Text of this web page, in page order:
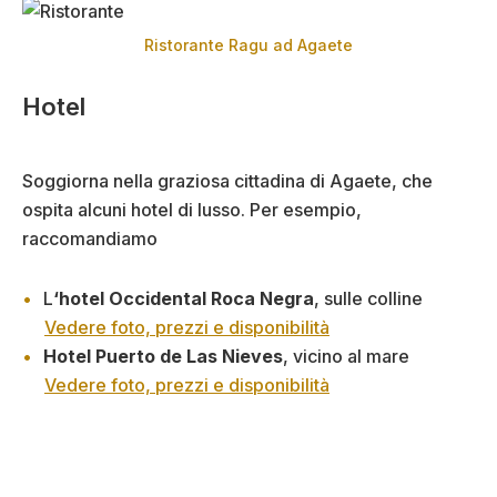
Ristorante Ragu ad Agaete
Hotel
Soggiorna nella graziosa cittadina di Agaete, che
ospita alcuni hotel di lusso. Per esempio,
raccomandiamo
L‘hotel Occidental Roca Negra, sulle colline
Vedere foto, prezzi e disponibilità
Hotel Puerto de Las Nieves, vicino al mare
Vedere foto, prezzi e disponibilità